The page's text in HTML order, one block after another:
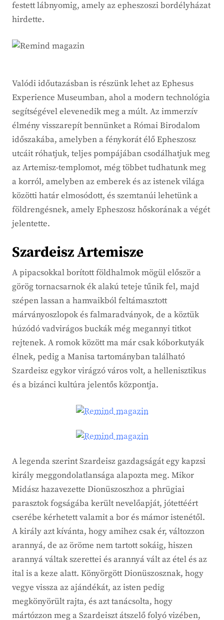
festett lábnyomig, amely az epheszoszi bordélyházat
hirdette.
Valódi időutazásban is részünk lehet az Ephesus
Experience Museumban, ahol a modern technológia
segítségével elevenedik meg a múlt. Az immerzív
élmény visszarepít bennünket a Római Birodalom
időszakába, amelyben a fénykorát élő Epheszosz
utcáit róhatjuk, teljes pompájában csodálhatjuk meg
az Artemisz-templomot, még többet tudhatunk meg
a korról, amelyben az emberek és az istenek világa
közötti határ elmosódott, és szemtanúi lehetünk a
földrengésnek, amely Epheszosz hőskorának a végét
jelentette.
Szardeisz Artemisze
A pipacsokkal borított földhalmok mögül először a
görög tornacsarnok ék alakú teteje tűnik fel, majd
szépen lassan a hamvaikból feltámasztott
márványoszlopok és falmaradványok, de a köztük
húzódó vadvirágos buckák még megannyi titkot
rejtenek. A romok között ma már csak kóborkutyák
élnek, pedig a Manisa tartományban található
Szardeisz egykor virágzó város volt, a hellenisztikus
és a bizánci kultúra jelentős központja.
A legenda szerint Szardeisz gazdagságát egy kapzsi
király meggondolatlansága alapozta meg. Mikor
Midász hazavezette Dionüszoszhoz a phrügiai
parasztok fogságába került nevelőapját, jótettéért
cserébe kérhetett valamit a bor és mámor istenétől.
A király azt kívánta, hogy amihez csak ér, változzon
arannyá, de az öröme nem tartott sokáig, hiszen
arannyá váltak szerettei és arannyá vált az étel és az
ital is a keze alatt. Könyörgött Dionüszosznak, hogy
vegye vissza az ajándékát, az isten pedig
megkönyörült rajta, és azt tanácsolta, hogy
mártózzon meg a Szardeiszt átszelő folyó vizében,